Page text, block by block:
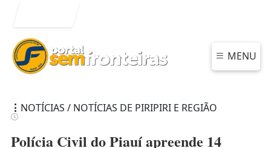
MENU
NOTÍCIAS / NOTÍCIAS DE PIRIPIRI E REGIÃO
Polícia Civil do Piauí apreende 14